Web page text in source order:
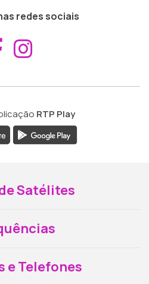
redes sociais
Aceder ao
RTP Play
Satélites
e Telefones